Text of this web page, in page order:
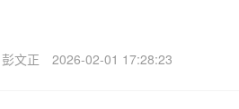
彭文正 2026-02-01 17:28:23